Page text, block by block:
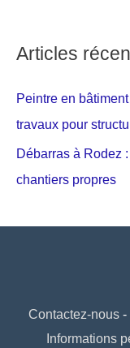
Articles
Peintre en
travaux pour
Débarras à Rodez
chantiers propres
Contactez-nous-
Informations